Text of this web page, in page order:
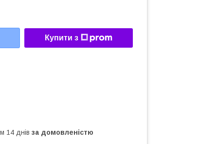
Купити з
14 днів за домовленістю